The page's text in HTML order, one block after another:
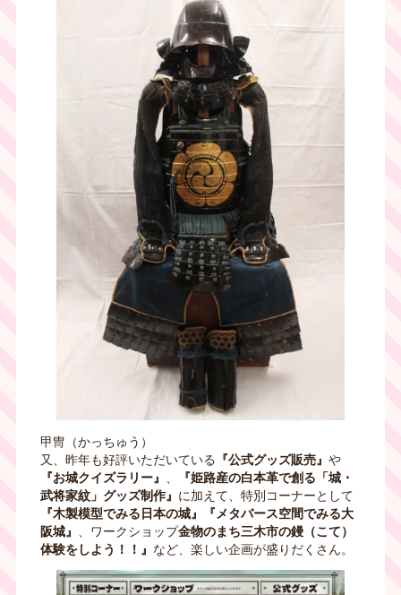
甲冑（かっちゅう）
又、昨年も好評いただいている 『公式グッズ販売』 や
『お城クイズラリー』
『姫路産の白本革で創る「城・
武将家紋」グッズ制作』 に加えて、特別コーナーとして
『木製模型でみる日本の城』『メタバース空間でみる大
阪城』
、ワークショップ金物のまち三木市の鏝（こて）
体験をしよう！！』 など、楽しい企画が盛りだくさん。